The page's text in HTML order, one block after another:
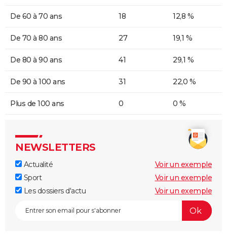
De 60 à 70 ans 18 12,8 %
De 70 à 80 ans 27 19,1 %
De 80 à 90 ans 41 29,1 %
De 90 à 100 ans 31 22,0 %
Plus de 100 ans 0 0 %
NEWSLETTERS
Actualité
Voir un exemple
Sport
Voir un exemple
Les dossiers d'actu
Voir un exemple